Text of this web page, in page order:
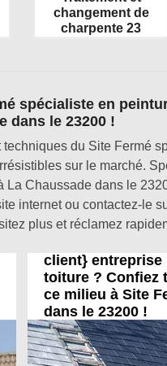
changement de
charpente 23
spécialiste en
dans le 23200 !
du Site Fermé
sur le marché.
Chaussade dans le
internet ou contactez-le
plus et réclamez
client}
toiture ? Confiez
ce milieu à Site
dans le 23200 !